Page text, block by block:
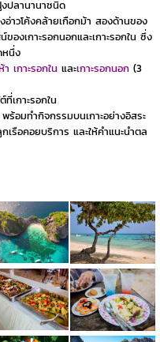
ปลานานาชนิด
าวโค้งคล้ายเกือกม้า สองด้านของ
งเกาะรอกนอกและเกาะรอกใน ซึ่ง
นึ่ง
า เกาะรอกใน และเกาะรอกนอก(3
เกาะรอกใน
ร้อมทำกิจกรรมบนเกาะอย่างอิสระ
รือคอยบริการ และให้คำแนะนำตล